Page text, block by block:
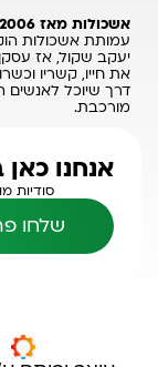
אשכולות מאז 2006
יעקב שקול, אז
את חייו, קשריו
דרך שיוכל לאנשים
מורכבת.
אנחנו
סודיות
שלחו